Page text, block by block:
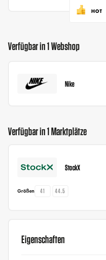
HOT
Verfügbar in 1 Webshop
Nike
Verfügbar in 1 Marktplätze
StockX
Größen 41 44.5
Eigenschaften